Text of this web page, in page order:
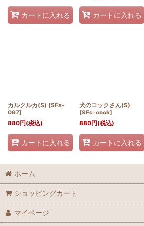
カートに入れる カートに入れる
カルクルカ(S) [SFs-
097]
880円(税込)
カートに入れる
犬のコックさん(S)
[SFs-cook]
880円(税込)
カートに入れる
ホーム
ショッピングカート
マイページ